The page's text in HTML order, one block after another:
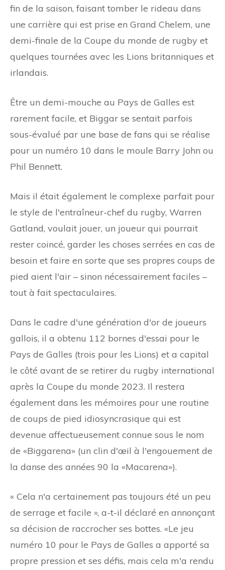
fin de la saison, faisant tomber le rideau dans
une carrière qui est prise en Grand Chelem, une
demi-finale de la Coupe du monde de rugby et
quelques tournées avec les Lions britanniques et
irlandais.
Être un demi-mouche au Pays de Galles est
rarement facile, et Biggar se sentait parfois
sous-évalué par une base de fans qui se réalise
pour un numéro 10 dans le moule Barry John ou
Phil Bennett.
Mais il était également le complexe parfait pour
le style de l'entraîneur-chef du rugby, Warren
Gatland, voulait jouer, un joueur qui pourrait
rester coincé, garder les choses serrées en cas de
besoin et faire en sorte que ses propres coups de
pied aient l'air – sinon nécessairement faciles –
tout à fait spectaculaires.
Dans le cadre d'une génération d'or de joueurs
gallois, il a obtenu 112 bornes d'essai pour le
Pays de Galles (trois pour les Lions) et a capital
le côté avant de se retirer du rugby international
après la Coupe du monde 2023. Il restera
également dans les mémoires pour une routine
de coups de pied idiosyncrasique qui est
devenue affectueusement connue sous le nom
de «Biggarena» (un clin d'œil à l'engouement de
la danse des années 90 la «Macarena»).
« Cela n'a certainement pas toujours été un peu
de serrage et facile », a-t-il déclaré en annonçant
sa décision de raccrocher ses bottes. «Le jeu
numéro 10 pour le Pays de Galles a apporté sa
propre pression et ses défis, mais cela m'a rendu